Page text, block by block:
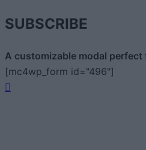
SUBSCRIBE
A customizable modal
[mc4wp_form id="496"]